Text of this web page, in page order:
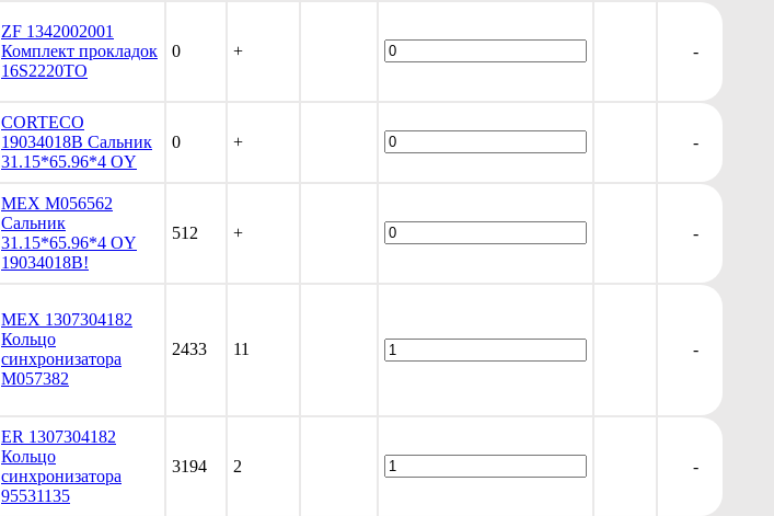
ZF 1342002001
Комплект прокладок
16S2220TO
0 + -
CORTECO
19034018B Сальник
31.15*65.96*4 OY
0 + -
MEX M056562
Сальник
31.15*65.96*4 OY
19034018B!
512 + -
MEX 1307304182
Кольцо
синхронизатора
M057382
2433 11 -
ER 1307304182
Кольцо
синхронизатора
95531135
3194 2 -